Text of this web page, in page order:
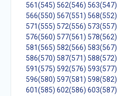
561(545) 562(546) 563(547)
566(550) 567(551) 568(552)
571(555) 572(556) 573(557)
576(560) 577(561) 578(562)
581(565) 582(566) 583(567)
586(570) 587(571) 588(572)
591(575) 592(576) 593(577)
596(580) 597(581) 598(582)
601(585) 602(586) 603(587)